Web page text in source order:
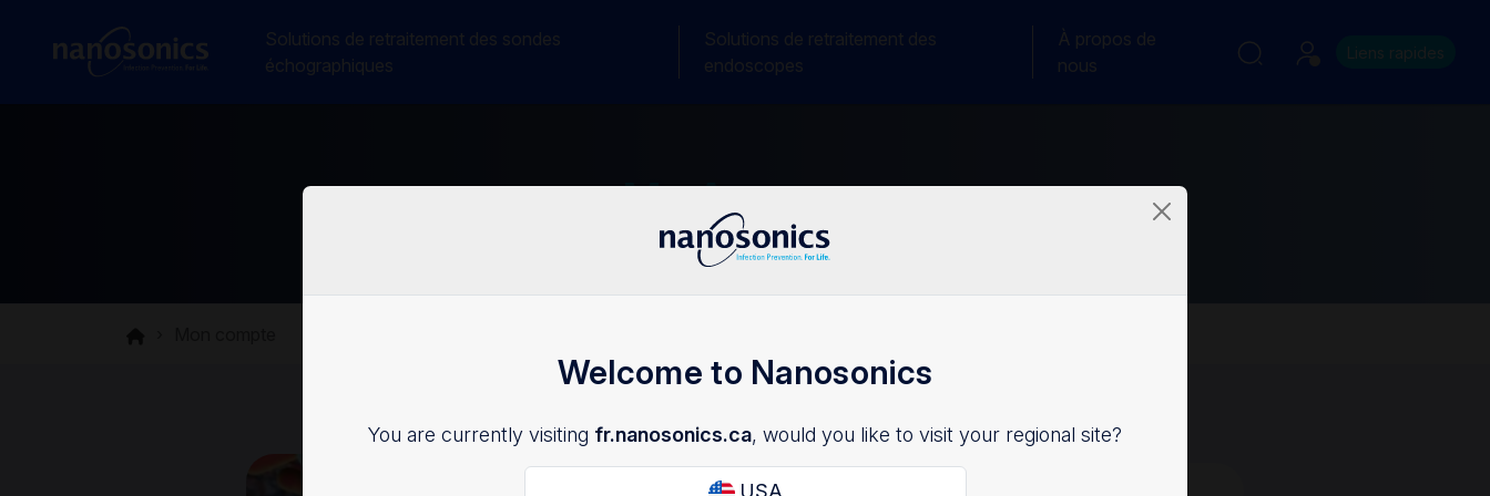
Solutions de retraitement des sondes
échographiques
Solutions de retraitement des
endoscopes
À propos de
nous
Liens rapides
My Account
Welcome to Nanosonics
You are currently visiting fr.nanosonics.ca, would you like to visit your regional site?